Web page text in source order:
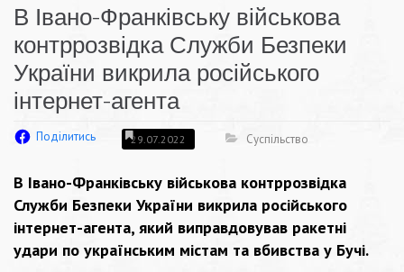
В Івано-Франківську військова
контррозвідка Служби Безпеки
України викрила російського
інтернет-агента
Поділитись 29.07.2022 Суспільство
В Івано-Франківську військова контррозвідка
Служби Безпеки України викрила російського
інтернет-агента, який виправдовував ракетні
удари по українським містам та вбивства у Бучі.